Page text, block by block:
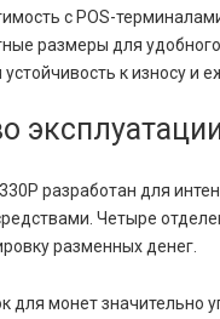
с POS-
размеры для
устойчивость к износу и
разработан для
Четыре
разменных денег.
для монет значительно